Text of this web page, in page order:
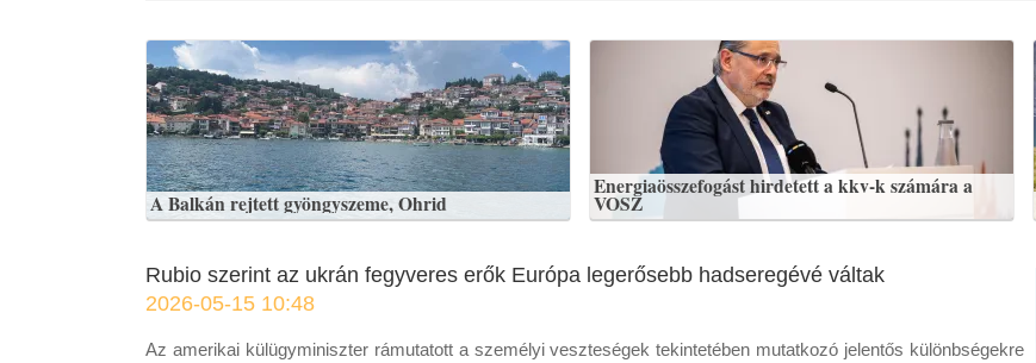
A Balkán rejtett gyöngyszeme, Ohrid
Energiaösszefogást hirdetett a kkv-k számára a
VOSZ
Rubio szerint az ukrán fegyveres erők Európa legerősebb hadseregévé váltak
2026-05-15 10:48
Az amerikai külügyminiszter rámutatott a személyi veszteségek tekintetében mutatkozó jelentős különbségekre